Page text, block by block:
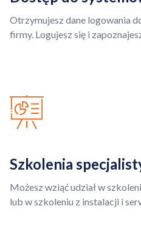
Otrzymujesz dane logowania
firmy. Logujesz się i
Szkolenia
Możesz wziąć udział w
lub w szkoleniu z instalacji i